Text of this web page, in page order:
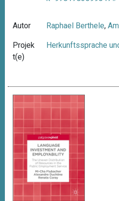
Autor Raphael Berthele,
Projek
t(e)
Herkunftssprache